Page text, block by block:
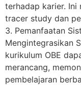
terhadap karier.
tracer study dan
3. Pemanfaatan
Mengintegrasikan
kurikulum OBE
merancang,
pembelajaran